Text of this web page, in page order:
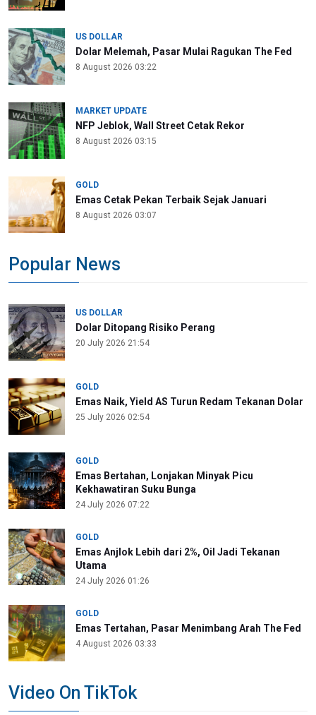
US DOLLAR
Dolar Melemah, Pasar Mulai Ragukan The Fed
8 August 2026 03:22
MARKET UPDATE
NFP Jeblok, Wall Street Cetak Rekor
8 August 2026 03:15
GOLD
Emas Cetak Pekan Terbaik Sejak Januari
8 August 2026 03:07
Popular News
US DOLLAR
Dolar Ditopang Risiko Perang
20 July 2026 21:54
GOLD
Emas Naik, Yield AS Turun Redam Tekanan Dolar
25 July 2026 02:54
GOLD
Emas Bertahan, Lonjakan Minyak Picu
Kekhawatiran Suku Bunga
24 July 2026 07:22
GOLD
Emas Anjlok Lebih dari 2%, Oil Jadi Tekanan
Utama
24 July 2026 01:26
GOLD
Emas Tertahan, Pasar Menimbang Arah The Fed
4 August 2026 03:33
Video On TikTok